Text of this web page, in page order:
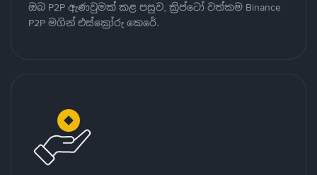
ඔබ P2P ඇණවුමක් කළ පසුව, ක්‍රිප්ටෝ වත්කම Binance
P2P මගින් එස්ක්‍රෝරු කෙරේ.